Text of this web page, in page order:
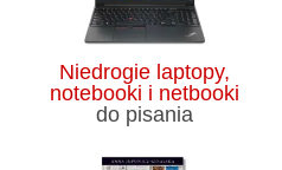
Niedrogie laptopy,
notebooki i netbooki
do pisania